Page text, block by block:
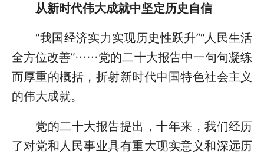
从新时代伟大成就中坚定历史自信
“我国经济实力实现历史性跃升”“人民生活
全方位改善”……党的二十大报告中一句句凝练
而厚重的概括，折射新时代中国特色社会主义
的伟大成就。
党的二十大报告提出，十年来，我们经历
了对党和人民事业具有重大现实意义和深远历